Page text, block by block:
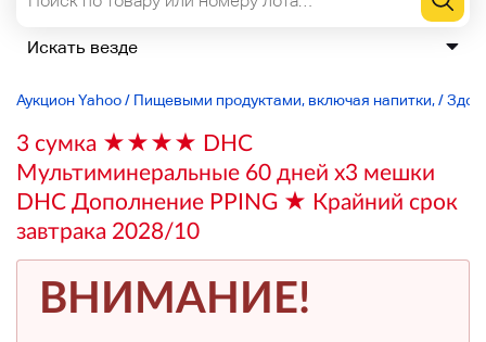
Аукцион Yahoo/ Пищевыми продуктами, включая напитки,/
3 сумка ★★★★ DHC
Мультиминеральные 60 дней x3 мешки
DHC Дополнение PPING ★ Крайний срок
завтрака 2028/10
ВНИМАНИЕ!